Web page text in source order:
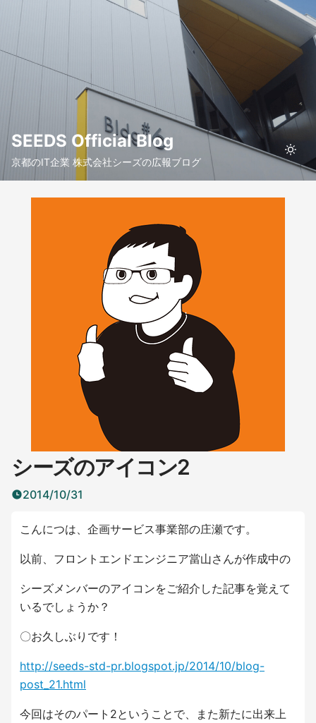
SEEDS Official Blog
京都のIT企業 株式会社シーズの広報ブログ
シーズのアイコン2
2014/10/31
こんにつは、企画サービス事業部の庄瀬です。
以前、フロントエンドエンジニア當山さんが作成中の
シーズメンバーのアイコンをご紹介した記事を覚えて
いるでしょうか？
〇お久しぶりです！
http://seeds-std-pr.blogspot.jp/2014/10/blog-
post_21.html
今回はそのパート2ということで、また新たに出来上